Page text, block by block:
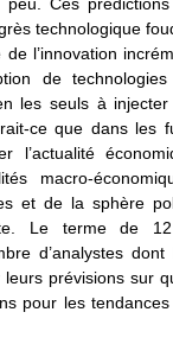
technologique
l’innovation
de
les seuls à injecter
ce que dans les
l’actualité
macro-
et de la sphère
Le terme de
d’analystes dont
prévisions sur
pour les